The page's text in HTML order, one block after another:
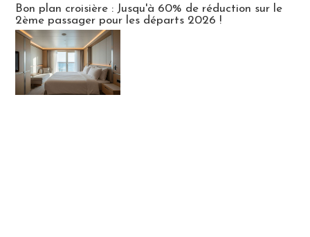
Bon plan croisière : Jusqu'à 60% de réduction sur le
2ème passager pour les départs 2026 !